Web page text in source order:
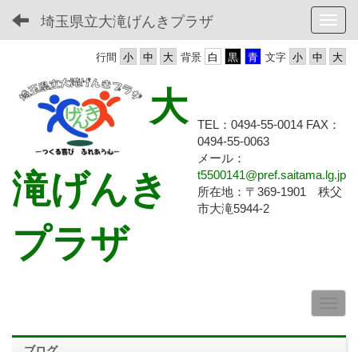
埼玉県立大滝げんきプラザ
文字
背景
行間
大
滝げんき
プラザ
TEL：0494-55-0014 FAX：
0494-55-0063
メール：
t5500141@pref.saitama.lg.jp
所在地：〒369-1901 秩父
市大滝5944-2